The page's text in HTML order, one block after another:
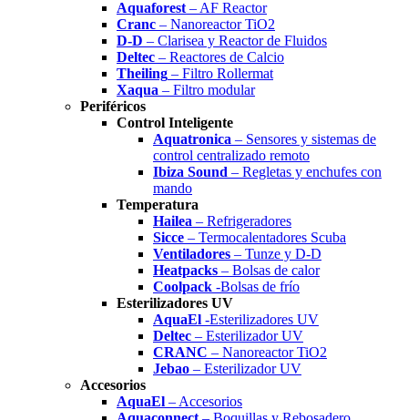
Aquaforest – AF Reactor
Cranc – Nanoreactor TiO2
D-D – Clarisea y Reactor de Fluidos
Deltec – Reactores de Calcio
Theiling – Filtro Rollermat
Xaqua – Filtro modular
Periféricos
Control Inteligente
Aquatronica – Sensores y sistemas de
control centralizado remoto
Ibiza Sound – Regletas y enchufes con
mando
Temperatura
Hailea – Refrigeradores
Sicce – Termocalentadores Scuba
Ventiladores – Tunze y D-D
Heatpacks – Bolsas de calor
Coolpack -Bolsas de frío
Esterilizadores UV
AquaEl -Esterilizadores UV
Deltec – Esterilizador UV
CRANC – Nanoreactor TiO2
Jebao – Esterilizador UV
Accesorios
AquaEl – Accesorios